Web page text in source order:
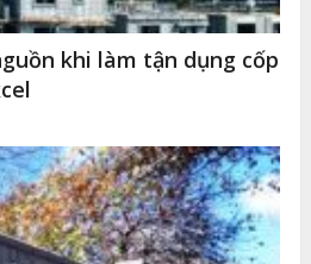
khi làm tận dụng cốp